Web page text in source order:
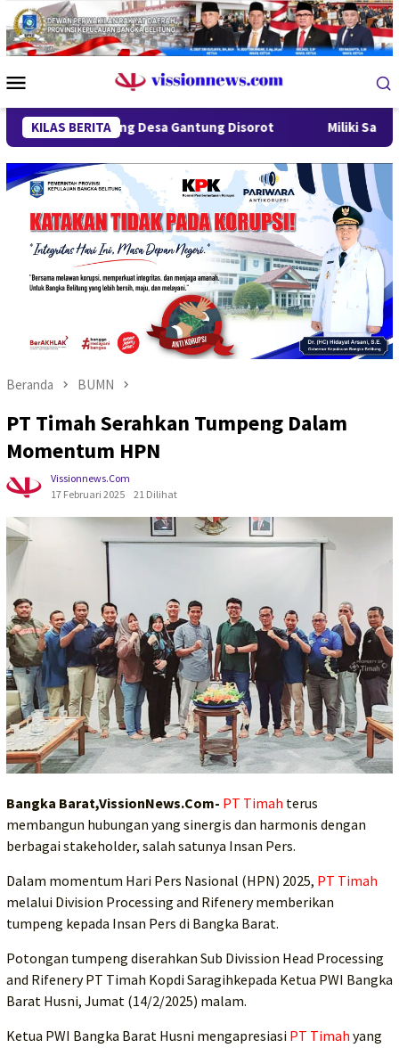
Loncat
ke
konten
Mobile
KILAS BERITA
Desa Gantung Disorot Miliki Sabu 50 Gram, IRT
Beranda BUMN
PT Timah Serahkan Tumpeng Dalam
Momentum HPN
Vissionnews.com
17 Februari 2025
21 Dilihat
Bangka Barat,VissionNews.Com- PT Timah terus
membangun hubungan yang sinergis dan harmonis dengan
berbagai stakeholder, salah satunya Insan Pers.
Dalam momentum Hari Pers Nasional (HPN) 2025, PT Timah
melalui Division Processing and Rifenery memberikan
tumpeng kepada Insan Pers di Bangka Barat.
Potongan tumpeng diserahkan Sub Divission Head Processing
and Rifenery PT Timah Kopdi Saragihkepada Ketua PWI Bangka
Barat Husni, Jumat (14/2/2025) malam.
Ketua PWI Bangka Barat Husni mengapresiasi PT Timah yang